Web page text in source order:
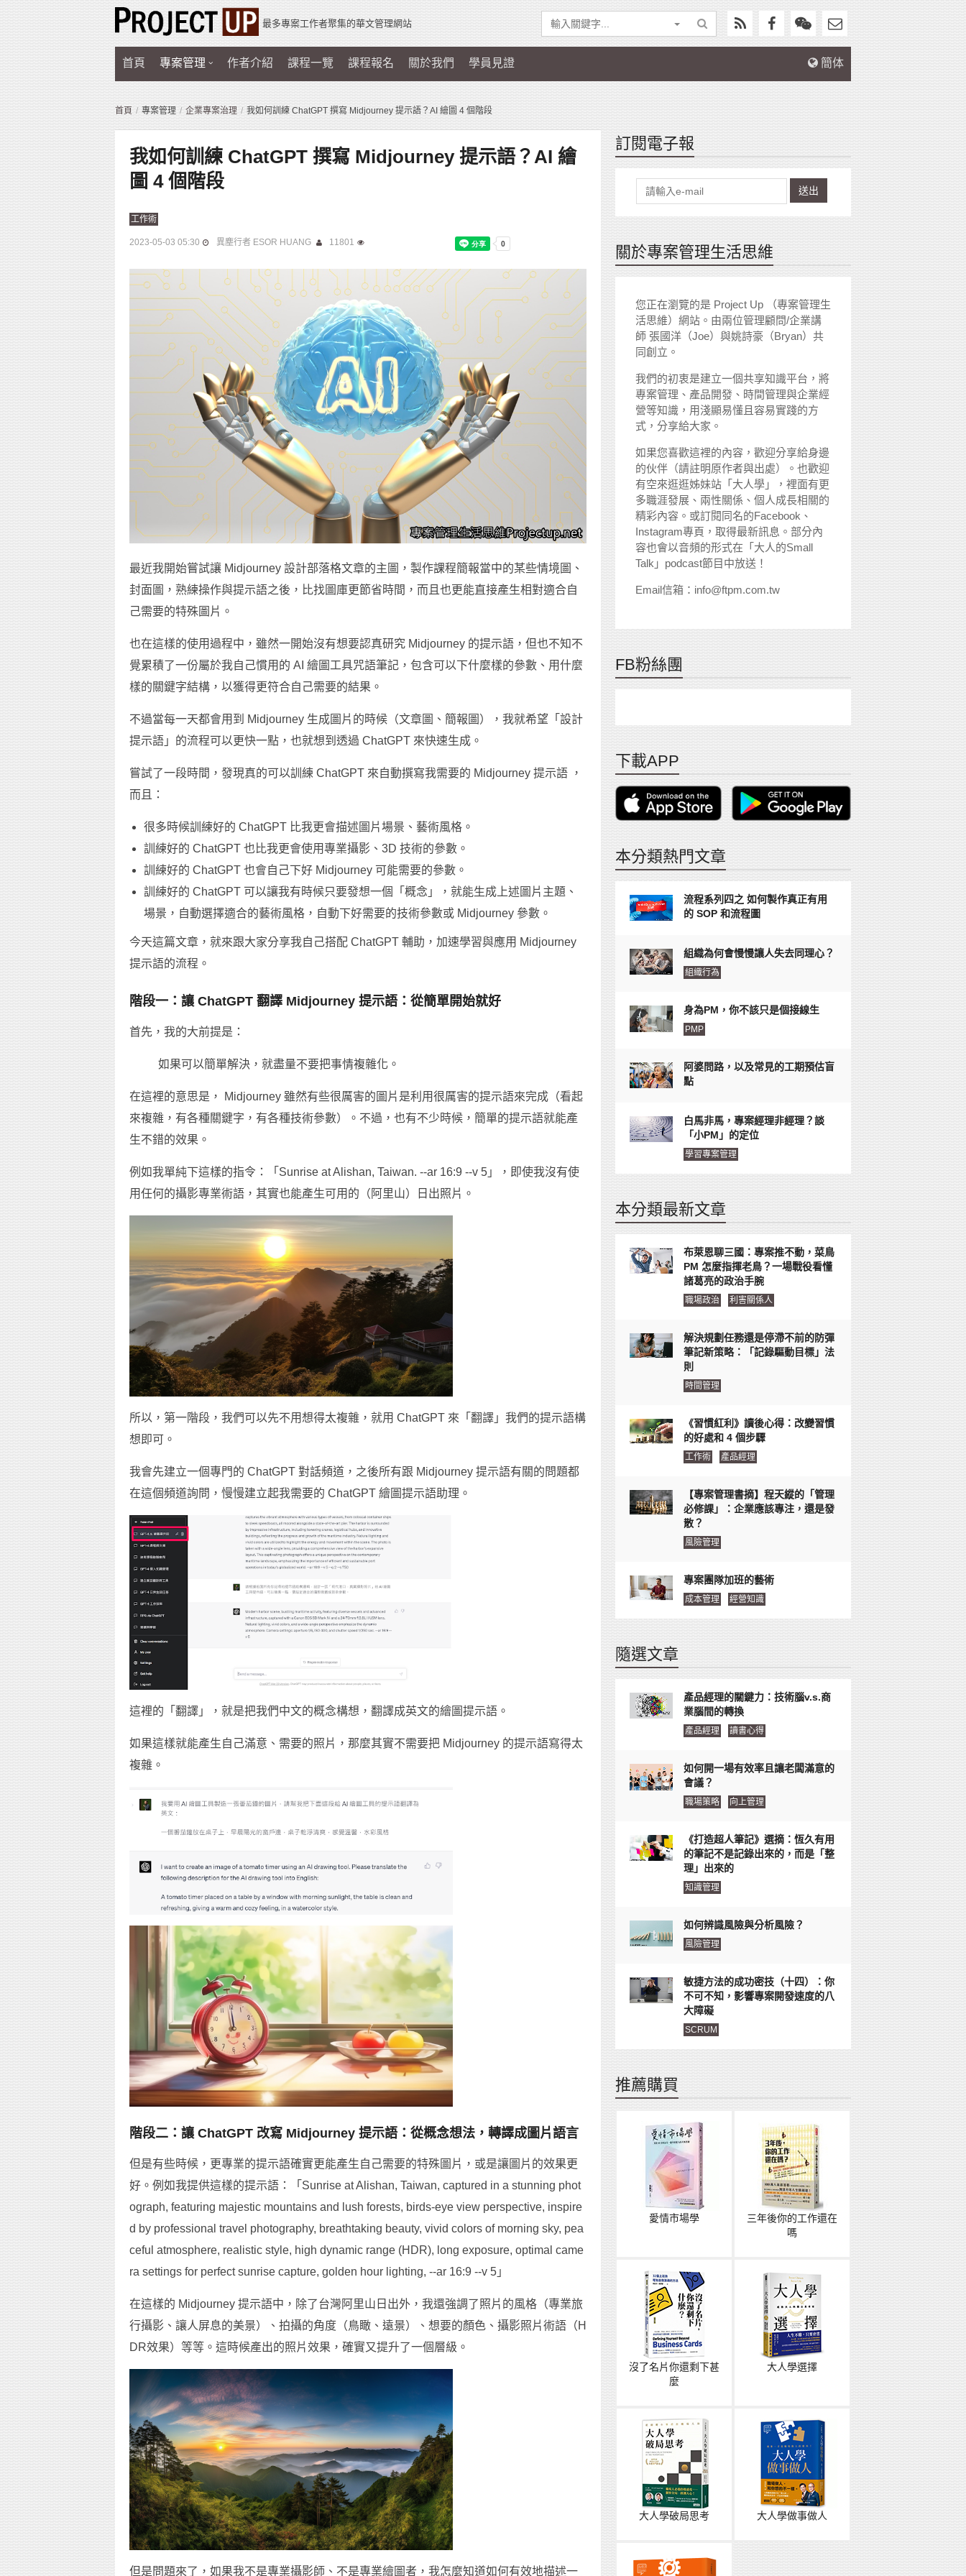
最多專案工作者聚集的華文管理網站
首頁 專案管理 作者介紹 課程一覽 課程報名 關於我們 學員見證 簡体
首頁 專案管理 企業專案治理 我如何訓練 ChatGPT 撰寫 Midjourney 提示語？AI 繪圖 4 個階段
我如何訓練 ChatGPT 撰寫 Midjourney 提示語？AI 繪
圖 4 個階段
工作術
2023-05-03 05:30 異塵行者 ESOR HUANG 11801
最近我開始嘗試讓 Midjourney 設計部落格文章的主圖，製作課程簡報當中的某些情境圖、
封面圖，熟練操作與提示語之後，比找圖庫更節省時間，而且也更能直接產生相對適合自
己需要的特殊圖片。
也在這樣的使用過程中，雖然一開始沒有想要認真研究 Midjourney 的提示語，但也不知不
覺累積了一份屬於我自己慣用的 AI 繪圖工具咒語筆記，包含可以下什麼樣的參數、用什麼
樣的關鍵字結構，以獲得更符合自己需要的結果。
不過當每一天都會用到 Midjourney 生成圖片的時候（文章圖、簡報圖），我就希望「設計
提示語」的流程可以更快一點，也就想到透過 ChatGPT 來快速生成。
嘗試了一段時間，發現真的可以訓練 ChatGPT 來自動撰寫我需要的 Midjourney 提示語 ，
而且：
很多時候訓練好的 ChatGPT 比我更會描述圖片場景、藝術風格。
訓練好的 ChatGPT 也比我更會使用專業攝影、3D 技術的參數。
訓練好的 ChatGPT 也會自己下好 Midjourney 可能需要的參數。
訓練好的 ChatGPT 可以讓我有時候只要發想一個「概念」，就能生成上述圖片主題、
場景，自動選擇適合的藝術風格，自動下好需要的技術參數或 Midjourney 參數。
今天這篇文章，就來跟大家分享我自己搭配 ChatGPT 輔助，加速學習與應用 Midjourney
提示語的流程。
階段一：讓 ChatGPT 翻譯 Midjourney 提示語：從簡單開始就好
首先，我的大前提是：
如果可以簡單解決，就盡量不要把事情複雜化。
在這裡的意思是， Midjourney 雖然有些很厲害的圖片是利用很厲害的提示語來完成（看起
來複雜，有各種關鍵字，有各種技術參數）。不過，也有不少時候，簡單的提示語就能產
生不錯的效果。
例如我單純下這樣的指令：「Sunrise at Alishan, Taiwan. --ar 16:9 --v 5」，即使我沒有使
用任何的攝影專業術語，其實也能產生可用的（阿里山）日出照片。
所以，第一階段，我們可以先不用想得太複雜，就用 ChatGPT 來「翻譯」我們的提示語構
想即可。
我會先建立一個專門的 ChatGPT 對話頻道，之後所有跟 Midjourney 提示語有關的問題都
在這個頻道詢問，慢慢建立起我需要的 ChatGPT 繪圖提示語助理。
這裡的「翻譯」，就是把我們中文的概念構想，翻譯成英文的繪圖提示語。
如果這樣就能產生自己滿意、需要的照片，那麼其實不需要把 Midjourney 的提示語寫得太
複雜。
階段二：讓 ChatGPT 改寫 Midjourney 提示語：從概念想法，轉譯成圖片語言
但是有些時候，更專業的提示語確實更能產生自己需要的特殊圖片，或是讓圖片的效果更
好。例如我提供這樣的提示語：「Sunrise at Alishan, Taiwan, captured in a stunning phot
ograph, featuring majestic mountains and lush forests, birds-eye view perspective, inspire
d by professional travel photography, breathtaking beauty, vivid colors of morning sky, pea
ceful atmosphere, realistic style, high dynamic range (HDR), long exposure, optimal came
ra settings for perfect sunrise capture, golden hour lighting, --ar 16:9 --v 5」
在這樣的 Midjourney 提示語中，除了台灣阿里山日出外，我還強調了照片的風格（專業旅
行攝影、讓人屏息的美景）、拍攝的角度（鳥瞰、遠景）、想要的顏色、攝影照片術語（H
DR效果）等等。這時候產出的照片效果，確實又提升了一個層級。
但是問題來了，如果我不是專業攝影師、不是專業繪圖者，我怎麼知道如何有效地描述一
訂閱電子報
送出
關於專案管理生活思維
您正在瀏覽的是 Project Up （專案管理生
活思維）網站。由兩位管理顧問/企業講
師 張國洋（Joe）與姚詩豪（Bryan）共
同創立。
我們的初衷是建立一個共享知識平台，將
專案管理、產品開發、時間管理與企業經
營等知識，用淺顯易懂且容易實踐的方
式，分享給大家。
如果您喜歡這裡的內容，歡迎分享給身邊
的伙伴（請註明原作者與出處）。也歡迎
有空來逛逛姊妹站「大人學」，裡面有更
多職涯發展、兩性關係、個人成長相關的
精彩內容。或訂閱同名的Facebook、
Instagram專頁，取得最新訊息。部分內
容也會以音頻的形式在「大人的Small
Talk」podcast節目中放送！
Email信箱：info@ftpm.com.tw
FB粉絲團
下載APP
本分類熱門文章
流程系列四之 如何製作真正有用
的 SOP 和流程圖
組織為何會慢慢讓人失去同理心？
組織行為
身為PM，你不該只是個接線生
PMP
阿婆問路，以及常見的工期預估盲
點
白馬非馬，專案經理非經理？談
「小PM」的定位
學習專案管理
本分類最新文章
布萊恩聊三國：專案推不動，菜鳥
PM 怎麼指揮老鳥？一場戰役看懂
諸葛亮的政治手腕
職場政治 利害關係人
解決規劃任務還是停滯不前的防彈
筆記新策略：「記錄驅動目標」法
則
時間管理
《習慣紅利》讀後心得：改變習慣
的好處和 4 個步驟
工作術 產品經理
【專案管理書摘】程天縱的「管理
必修課」：企業應該專注，還是發
散？
風險管理
專案團隊加班的藝術
成本管理 經營知識
隨選文章
產品經理的關鍵力：技術腦v.s.商
業腦間的轉換
產品經理 讀書心得
如何開一場有效率且讓老闆滿意的
會議？
職場策略 向上管理
《打造超人筆記》選摘：恆久有用
的筆記不是記錄出來的，而是「整
理」出來的
知識管理
如何辨識風險與分析風險？
風險管理
敏捷方法的成功密技（十四）：你
不可不知，影響專案開發速度的八
大障礙
SCRUM
推薦購買
愛情市場學
三年後你的工作還在
嗎
沒了名片你還剩下甚
麼
大人學選擇
大人學破局思考 大人學做事做人